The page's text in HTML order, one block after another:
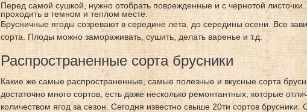
Перед самой сушкой, нужно отобрать поврежденные и с чернотой
проходить в темном и теплом месте.
Брусничные ягоды созревают в середине лета, до середины осени. Все
сорта. Плоды можно замораживать, сушить, делать варенье и т.д.
Распространенные сорта брусники
Какие же самые распространенные, самые полезные и вкусные сорта
достаточно много сортов, есть даже несколько ремонтантных, которые
количеством ягод за сезон. Сегодня известно свыше 20ти сортов